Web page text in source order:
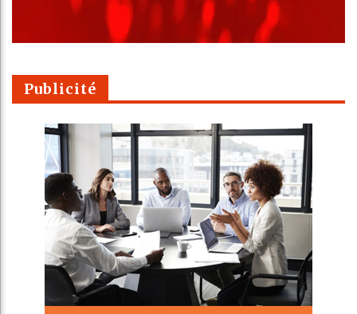
Publicité